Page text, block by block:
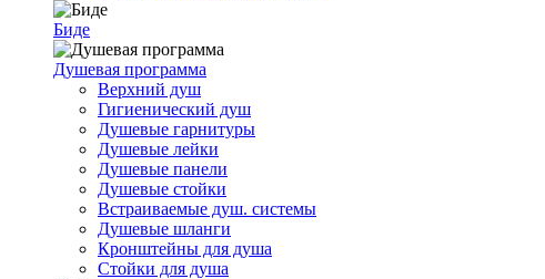
Биде
Душевая программа
Верхний душ
Гигиенический душ
Душевые гарнитуры
Душевые лейки
Душевые панели
Душевые стойки
Встраиваемые душ. системы
Душевые шланги
Кронштейны для душа
Стойки для душа